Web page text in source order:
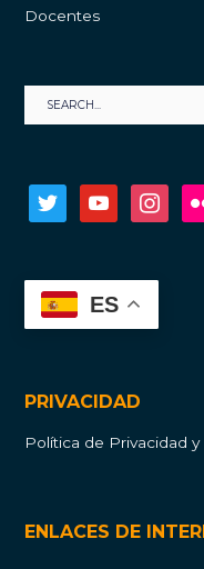
Docentes
twitter youtube
ES
PRIVACIDAD
Política de Privacidad
ENLACES DE